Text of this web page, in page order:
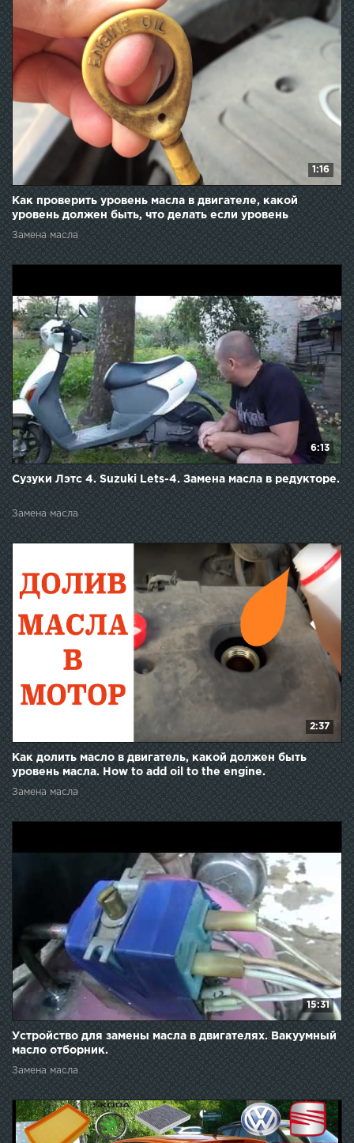
1:16
Как проверить уровень масла в двигателе, какой
уровень должен быть, что делать если уровень
высокий.
Замена масла
6:13
Сузуки Лэтс 4. Suzuki Lets-4. Замена масла в редукторе.
Замена масла
2:37
Как долить масло в двигатель, какой должен быть
уровень масла. How to add oil to the engine.
Замена масла
15:31
Устройство для замены масла в двигателях. Вакуумный
масло отборник.
Замена масла